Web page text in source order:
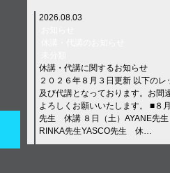
未分類
4022 LINE ID: e-nstudio6534
2026.08.03
休講・代講に関するお知らせ
２０２６年８月３日更新 以下のレ
及び代講となっております。お間
よろしくお願いいたします。 ■８
先生 休講 ８日（土）AYANE
RINKA先生YASCO先生 休…